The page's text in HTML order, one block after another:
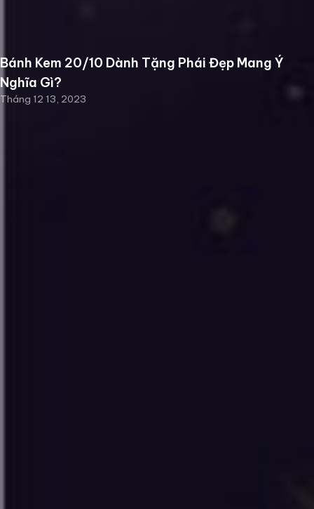
Bánh Kem 20/10 Dành Tặng Phái Đẹp Mang Ý
Nghĩa Gì?
Tháng 12 13, 2023